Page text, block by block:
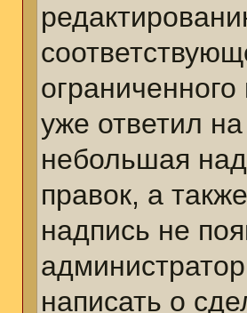
уже ответил
небольшая
правок, а
надпись не
написать о